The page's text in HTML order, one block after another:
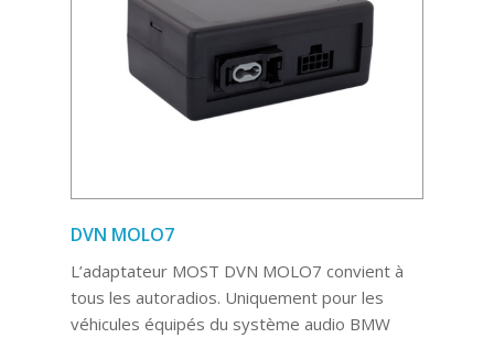
DVN MOLO7
L’adaptateur MOST DVN MOLO7 convient à
tous les autoradios. Uniquement pour les
véhicules équipés du système audio BMW